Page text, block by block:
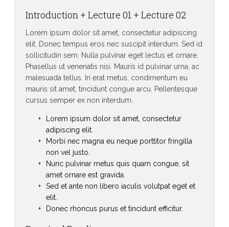
Introduction + Lecture 01 + Lecture 02
Lorem ipsum dolor sit amet, consectetur adipiscing
elit. Donec tempus eros nec suscipit interdum. Sed id
sollicitudin sem. Nulla pulvinar eget lectus et ornare.
Phasellus ut venenatis nisi. Mauris id pulvinar urna, ac
malesuada tellus. In erat metus, condimentum eu
mauris sit amet, tincidunt congue arcu. Pellentesque
cursus semper ex non interdum.
Lorem ipsum dolor sit amet, consectetur
adipiscing elit.
Morbi nec magna eu neque porttitor fringilla
non vel justo.
Nunc pulvinar metus quis quam congue, sit
amet ornare est gravida.
Sed et ante non libero iaculis volutpat eget et
elit.
Donec rhoncus purus et tincidunt efficitur.